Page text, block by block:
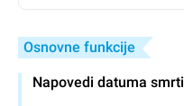
Osnovne funkcije
Napovedi datuma smrti